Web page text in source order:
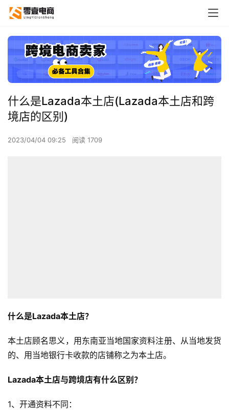
什么是Lazada本土店(Lazada本土店和跨
境店的区别)
2023/04/04 09:25 阅读 1709
什么是Lazada本土店？
本土店顾名思义，用东南亚当地国家资料注册、从当地发货
的、用当地银行卡收款的店铺称之为本土店。
Lazada本土店与跨境店有什么区别？
1、开通资料不同：